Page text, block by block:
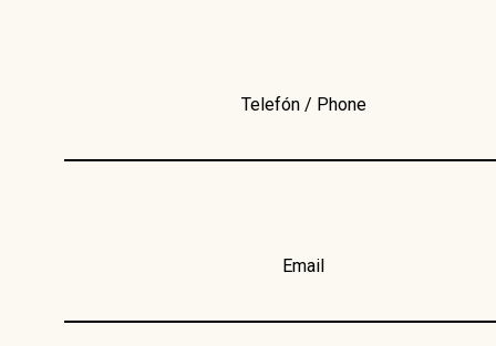
Telefón / Phone
Email